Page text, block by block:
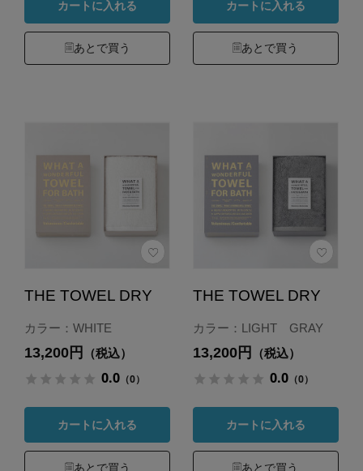
カートに入れる
あとで買う
カートに入れる
あとで買う
THE TOWEL DRY
カラー：WHITE
13,200円 （税込）
0.0（0）
カートに入れる
あとで買う
THE TOWEL DRY
カラー：LIGHT GRAY
13,200円 （税込）
0.0（0）
カートに入れる
あとで買う